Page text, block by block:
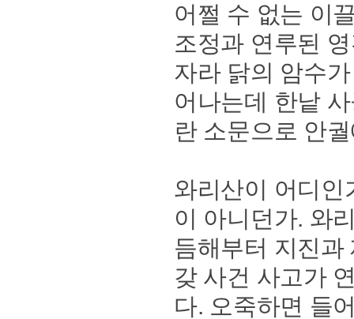
어쩔 수 없는 이
조정과 연루된
자라 닭의 암수
어나는데 한낱
란 소문으로 안
와리산이 어디인
이 아니던가. 와
듬해부터 지진과
갖 사건 사고가
다. 오죽하면 들